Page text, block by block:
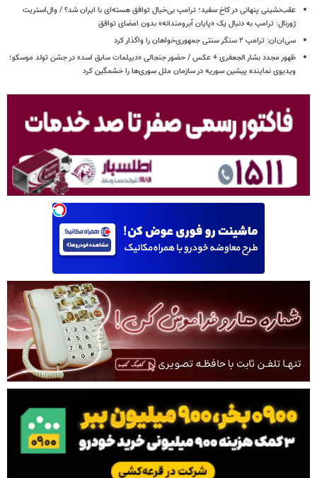
عقب‌نشینی پنهانی در کاخ سفید؛ ترامپ بی‌خیال توافق هسته‌ای با ایران شد؟ / وال‌استریت
ژورنال: ترامپ به دنبال یک «پایان آبرومندانه» بدون امضای توافق
سی‌ان‌ان: ترامپ ۲ سنگر سنتی جمهوری‌خواهان را واگذار کرد
ظهور مجدد بشار الجعفری + عکس / حضور جنجالی «دیپلمات سابق اسد» در جشن تولد موسکو؛
ویدیوی نماینده پیشین سوریه در سازمان ملل سوری‌ها را خشمگین کرد